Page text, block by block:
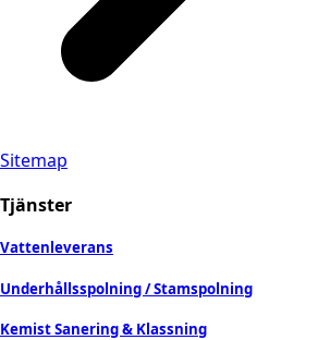
Sitemap
Tjänster
Vattenleverans
Underhållsspolning / Stamspolning
Kemist Sanering & Klassning